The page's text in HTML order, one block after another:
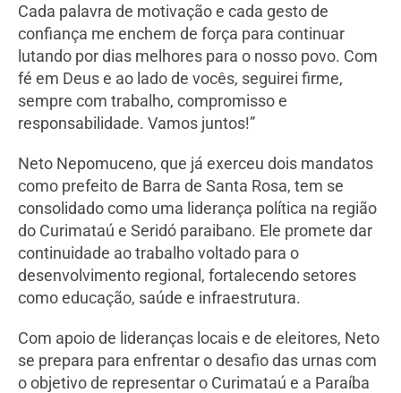
Cada palavra de motivação e cada gesto de
confiança me enchem de força para continuar
lutando por dias melhores para o nosso povo. Com
fé em Deus e ao lado de vocês, seguirei firme,
sempre com trabalho, compromisso e
responsabilidade. Vamos juntos!”
Neto Nepomuceno, que já exerceu dois mandatos
como prefeito de Barra de Santa Rosa, tem se
consolidado como uma liderança política na região
do Curimataú e Seridó paraibano. Ele promete dar
continuidade ao trabalho voltado para o
desenvolvimento regional, fortalecendo setores
como educação, saúde e infraestrutura.
Com apoio de lideranças locais e de eleitores, Neto
se prepara para enfrentar o desafio das urnas com
o objetivo de representar o Curimataú e a Paraíba